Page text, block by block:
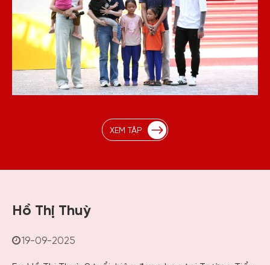
XEM TẬP
Hồ Thị Thuỳ
19-09-2025